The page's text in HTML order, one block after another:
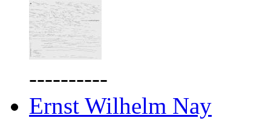
----------
Ernst Wilhelm Nay